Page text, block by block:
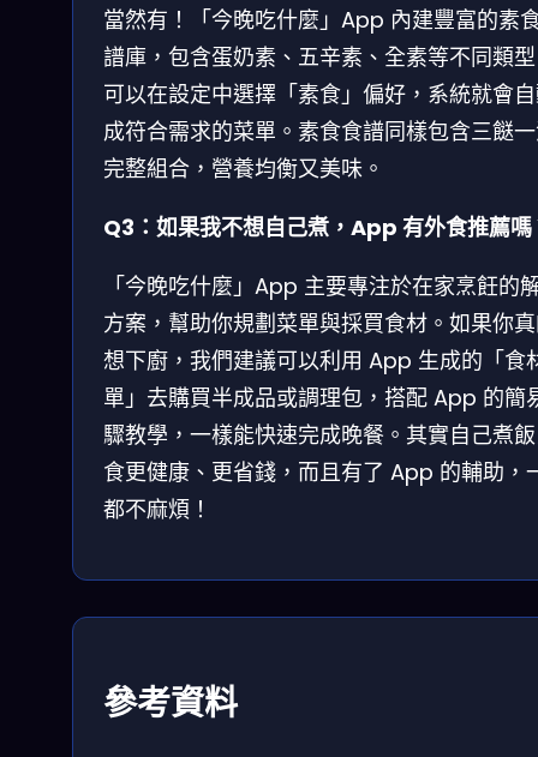
當然有！「今晚吃什麼」App 內建豐富的素
譜庫，包含蛋奶素、五辛素、全素等不同類
可以在設定中選擇「素食」偏好，系統就會
成符合需求的菜單。素食食譜同樣包含三餸
完整組合，營養均衡又美味。
Q3：如果我不想自己煮，App 有外食推薦嗎
「今晚吃什麼」App 主要專注於在家烹飪的
方案，幫助你規劃菜單與採買食材。如果你
想下廚，我們建議可以利用 App 生成的「食
單」去購買半成品或調理包，搭配 App 的簡
驟教學，一樣能快速完成晚餐。其實自己煮
食更健康、更省錢，而且有了 App 的輔助，
都不麻煩！
參考資料